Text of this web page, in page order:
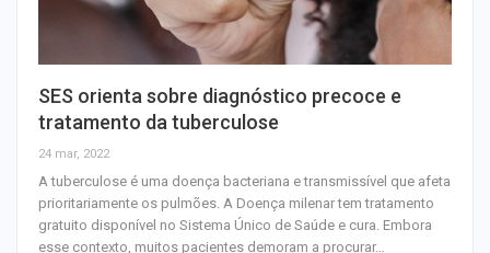
SES orienta sobre diagnóstico precoce e
tratamento da tuberculose
24 mar, 2022
A tuberculose é uma doença bacteriana e transmissível que afeta
prioritariamente os pulmões. A Doença milenar tem tratamento
gratuito disponível no Sistema Único de Saúde e cura. Embora
esse contexto, muitos pacientes demoram a procurar…